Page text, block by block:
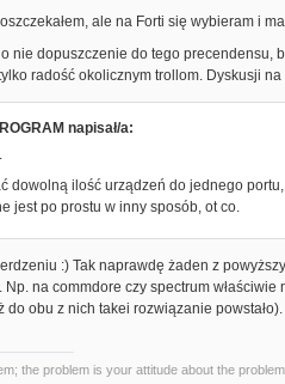
ale na Forti się wybieram i
o nie dopuszczenie do tego
radość okolicznym trollom. Dyskusji
napisał/a:
dowolną ilość urządzeń do jednego
jest po prostu w inny sposób, ot co.
:) Tak naprawdę żaden z
Np. na commdore czy spectrum
do obu z nich takei rozwiązanie powstało).
the problem is your attitude about the problem